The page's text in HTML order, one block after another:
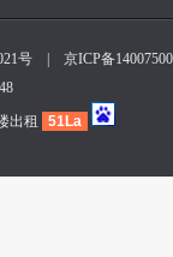
号
京ICP备
出租
51La